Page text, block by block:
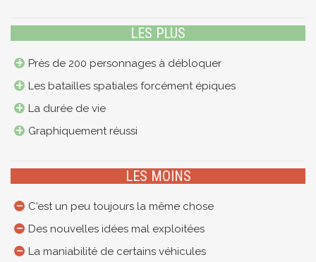
LES PLUS
Près de 200 personnages à débloquer
Les batailles spatiales forcément épiques
La durée de vie
Graphiquement réussi
LES MOINS
C'est un peu toujours la même chose
Des nouvelles idées mal exploitées
La maniabilité de certains véhicules